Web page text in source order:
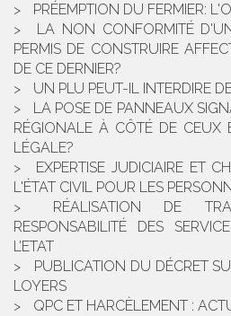
PRÉEMPTION DU FERMIER:
LA NON CONFORMITÉ
PERMIS DE CONSTRUIRE
DE CE DERNIER?
UN PLU PEUT-IL INTERDIRE
LA POSE DE PANNEAUX
RÉGIONALE À CÔTÉ DE CEUX
LÉGALE?
EXPERTISE JUDICIAIRE ET
L'ÉTAT CIVIL POUR LES
RÉALISATION DE
RESPONSABILITÉ DES
L’ETAT
PUBLICATION DU DÉCRET
LOYERS
QPC ET HARCÈLEMENT :